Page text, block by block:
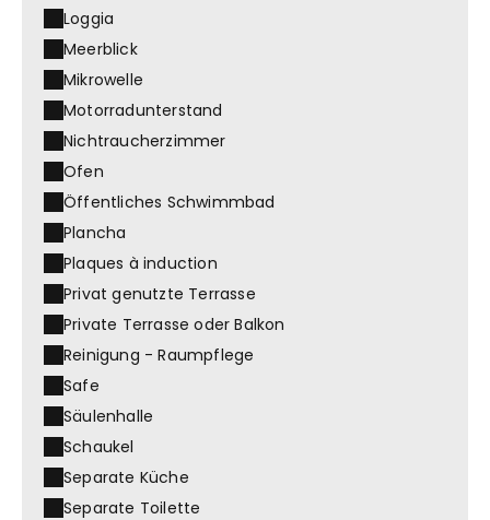
Loggia
Meerblick
Mikrowelle
Motorradunterstand
Nichtraucherzimmer
Ofen
Öffentliches Schwimmbad
Plancha
Plaques à induction
Privat genutzte Terrasse
Private Terrasse oder Balkon
Reinigung - Raumpflege
Safe
Säulenhalle
Schaukel
Separate Küche
Separate Toilette